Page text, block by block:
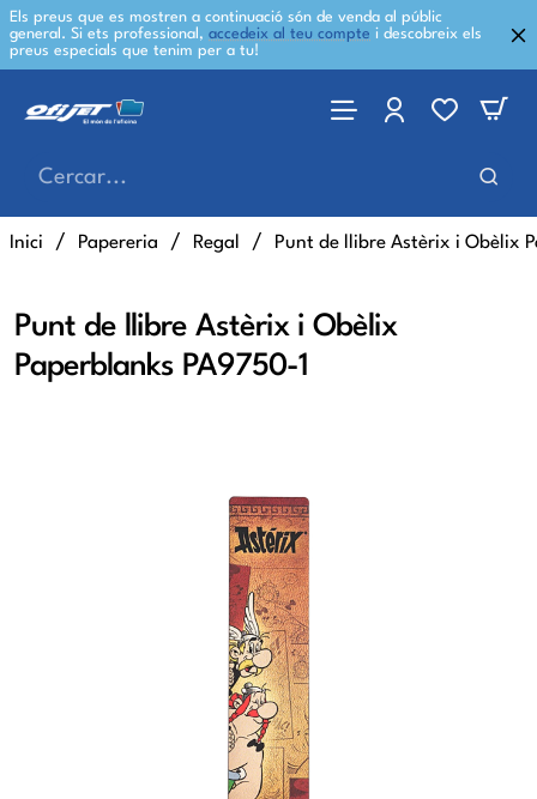
Els preus que es mostren a continuació són de venda al públic
general. Si ets professional, accedeix al teu compte i descobreix els
preus especials que tenim per a tu!
Punt de llibre Astèrix i Obèlix
Paperblanks PA9750-1
Inici homePapereria Regal Punt de llibre Astèrix i Obèlix